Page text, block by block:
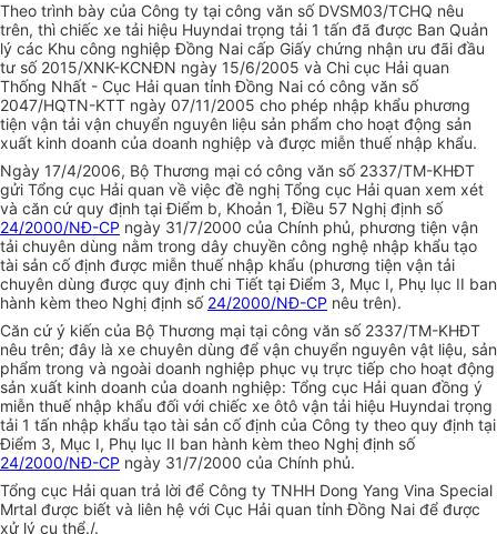
Theo trình bày của Công ty tại công văn số DVSM03/TCHQ nêu
trên, thì chiếc xe tải hiệu Huyndai trọng tải 1 tấn đã được Ban Quản
lý các Khu công nghiệp Đồng Nai cấp Giấy chứng nhận ưu đãi đầu
tư số 2015/XNK-KCNĐN ngày 15/6/2005 và Chi cục Hải quan
Thống Nhất - Cục Hải quan tỉnh Đồng Nai có công văn số
2047/HQTN-KTT ngày 07/11/2005 cho phép nhập khẩu phương
tiện vận tải vận chuyển nguyên liệu sản phẩm cho hoạt động sản
xuất kinh doanh của doanh nghiệp và được miễn thuế nhập khẩu.
Ngày 17/4/2006, Bộ Thương mại có công văn số 2337/TM-KHĐT
gửi Tổng cục Hải quan về việc đề nghị Tổng cục Hải quan xem xét
và căn cứ quy định tại Điểm b, Khoản 1, Điều 57 Nghị định số
24/2000/NĐ-CP ngày 31/7/2000 của Chính phủ, phương tiện vận
tải chuyên dùng nằm trong dây chuyền công nghệ nhập khẩu tạo
tài sản cố định được miễn thuế nhập khẩu (phương tiện vận tải
chuyên dùng được quy định chi Tiết tại Điểm 3, Mục I, Phụ lục II ban
hành kèm theo Nghị định số 24/2000/NĐ-CP nêu trên).
Căn cứ ý kiến của Bộ Thương mại tại công văn số 2337/TM-KHĐT
nêu trên; đây là xe chuyên dùng để vận chuyển nguyên vật liệu, sản
phẩm trong và ngoài doanh nghiệp phục vụ trực tiếp cho hoạt động
sản xuất kinh doanh của doanh nghiệp: Tổng cục Hải quan đồng ý
miễn thuế nhập khẩu đối với chiếc xe ôtô vận tải hiệu Huyndai trọng
tải 1 tấn nhập khẩu tạo tài sản cố định của Công ty theo quy định tại
Điểm 3, Mục I, Phụ lục II ban hành kèm theo Nghị định số
24/2000/NĐ-CP ngày 31/7/2000 của Chính phủ.
Tổng cục Hải quan trả lời để Công ty TNHH Dong Yang Vina Special
Mrtal được biết và liên hệ với Cục Hải quan tỉnh Đồng Nai để được
xử lý cụ thể./.